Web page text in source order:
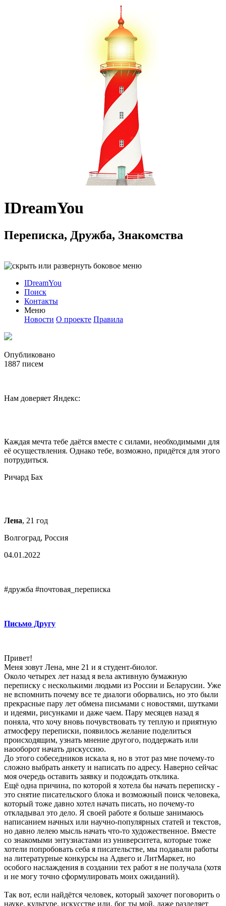
IDreamYou
Переписка, Дружба, Знакомства
IDreamYou
Поиск
Контакты
Меню
Новости О проекте Правила
Опубликовано
1887 писем
Нам доверяет Яндекс:
Каждая мечта тебе даётся вместе с силами, необходимыми для
её осуществления. Однако тебе, возможно, придётся для этого
потрудиться.
Ричард Бах
Лена, 21 год
Волгоград, Россия
04.01.2022
#дружба #почтовая_переписка
Письмо Другу
Привет!
Меня зовут Лена, мне 21 и я студент-биолог.
Около четырех лет назад я вела активную бумажную
переписку с несколькими людьми из России и Беларусии. Уже
не вспомнить почему все те диалоги оборвались, но это были
прекрасные пару лет обмена письмами с новостями, шутками
и идеями, рисунками и даже чаем. Пару месяцев назад я
поняла, что хочу вновь почувствовать ту теплую и приятную
атмосферу переписки, появилось желание поделиться
происходящим, узнать мнение другого, поддержать или
наооборот начать дискуссию.
До этого собеседников искала я, но в этот раз мне почему-то
сложно выбрать анкету и написать по адресу. Наверно сейчас
моя очередь оставить заявку и подождать отклика.
Ещё одна причина, по которой я хотела бы начать переписку -
это снятие писательского блока и возможный поиск человека,
который тоже давно хотел начать писать, но почему-то
откладывал это дело. Я своей работе я больше занимаюсь
написанием начных или научно-популярных статей и текстов,
но давно лелею мысль начать что-то художественное. Вместе
со знакомыми энтузиастами из университета, которые тоже
хотели попробовать себа я писательстве, мы подавали работы
на литературные конкурсы на Адвего и ЛитМаркет, но
особого наслаждения в создании тех работ я не получала (хотя
и не могу точно сформулировать моих ожиданий).
Так вот, если найдётся человек, который захочет поговорить о
науке, культуре, искусстве или, бог ты мой, даже разделяет